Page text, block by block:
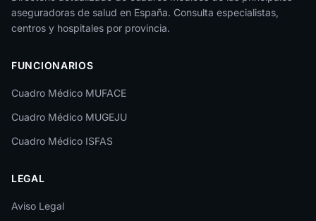
aseguradoras de salud en España. Consulta especialistas,
centros y hospitales por provincia.
FUNCIONARIOS
Cuadro Médico MUFACE
Cuadro Médico MUGEJU
Cuadro Médico ISFAS
LEGAL
Aviso Legal